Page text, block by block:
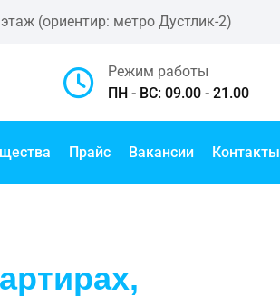
(ориентир: метро Дустлик-2)
Режим работы
ПН - ВС: 09.00 - 21.00
Прайс Вакансии Контакты